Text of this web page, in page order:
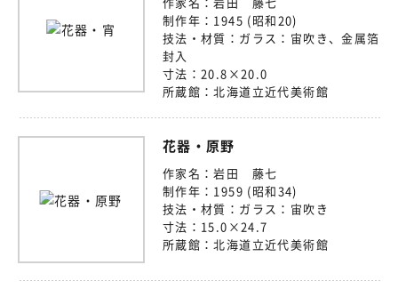
制作年： 1945 (昭和20)
技法・材質： ガラス：宙吹き、金属箔
封入
寸法： 20.8×20.0
所蔵館：北海道立近代美術館
花器・原野
作家名：岩田 藤七
制作年： 1959 (昭和34)
技法・材質： ガラス：宙吹き
寸法： 15.0×24.7
所蔵館：北海道立近代美術館